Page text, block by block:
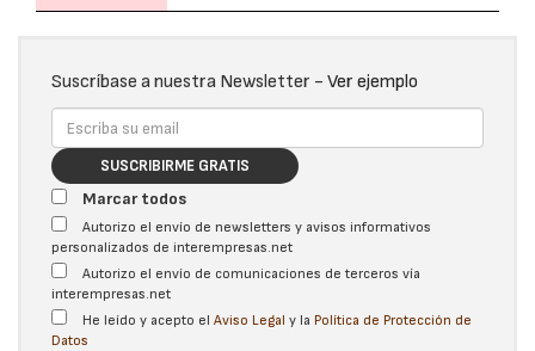
Suscríbase a nuestra Newsletter - Ver ejemplo
SUSCRIBIRME GRATIS
Marcar todos
Autorizo el envío de newsletters y avisos informativos
personalizados de interempresas.net
Autorizo el envío de comunicaciones de terceros vía
interempresas.net
He leído y acepto el Aviso Legal y la Política de Protección de
Datos